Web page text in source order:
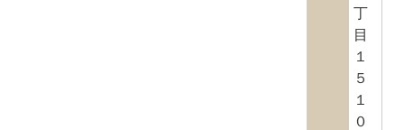
丁
目
１
５
１
０